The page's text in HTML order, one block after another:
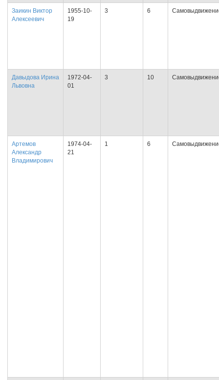
Заикин Виктор
Алексеевич
1955-10-
19
3 6
Давыдова Ирина
Львовна
1972-04-
01
3 10
Артемов
Александр
Владимирович
1974-04-
21
1 6